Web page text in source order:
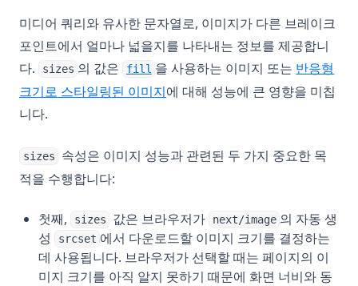
미디어 쿼리와 유사한 문자열로, 이미지가 다른 브레이크
포인트에서 얼마나 넓을지를 나타내는 정보를 제공합니
다.
sizes 의 값은 fill 을 사용하는 이미지 또는 반응형
크기로 스타일링된 이미지에 대해 성능에 큰 영향을 미칩
니다.
sizes
속성은 이미지 성능과 관련된 두 가지 중요한 목
적을 수행합니다:
첫째, sizes 값은 브라우저가 next/image 의 자동 생
성
srcset 에서 다운로드할 이미지 크기를 결정하는
데 사용됩니다. 브라우저가 선택할 때는 페이지의 이
미지 크기를 아직 알지 못하기 때문에 화면 너비와 동